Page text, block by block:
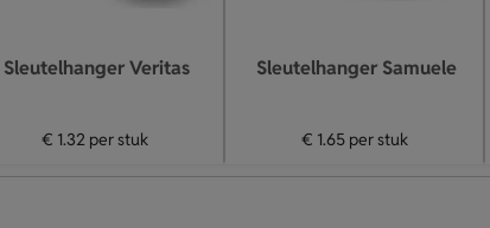
Sleutelhanger Veritas
€ 1.32per stuk
Sleutelhanger Samuele
€ 1.65per stuk